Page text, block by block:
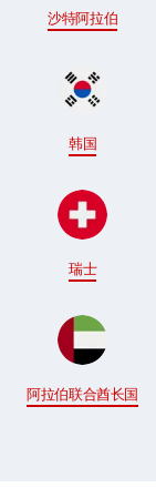
沙特阿拉伯
韩国
瑞士
阿拉伯联合酋长国